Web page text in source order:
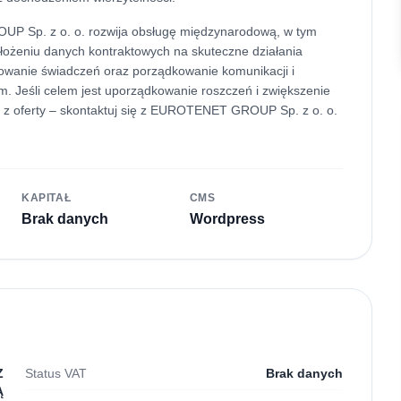
Sp. z o. o. rozwija obsługę międzynarodową, w tym
danych kontraktowych na skuteczne działania
świadczeń oraz porządkowanie komunikacji i
Jeśli celem jest uporządkowanie roszczeń i zwiększenie
oferty – skontaktuj się z EUROTENET GROUP Sp. z o. o.
KAPITAŁ
Brak danych
CMS
Wordpress
Status VAT Brak danych